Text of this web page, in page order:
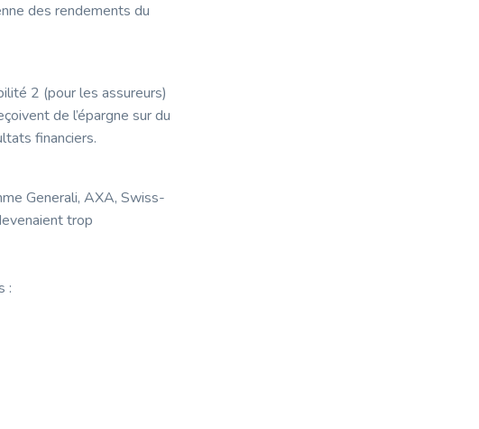
des rendements du
2 (pour les assureurs)
de l’épargne sur du
financiers.
Generali, AXA, Swiss-
trop
: